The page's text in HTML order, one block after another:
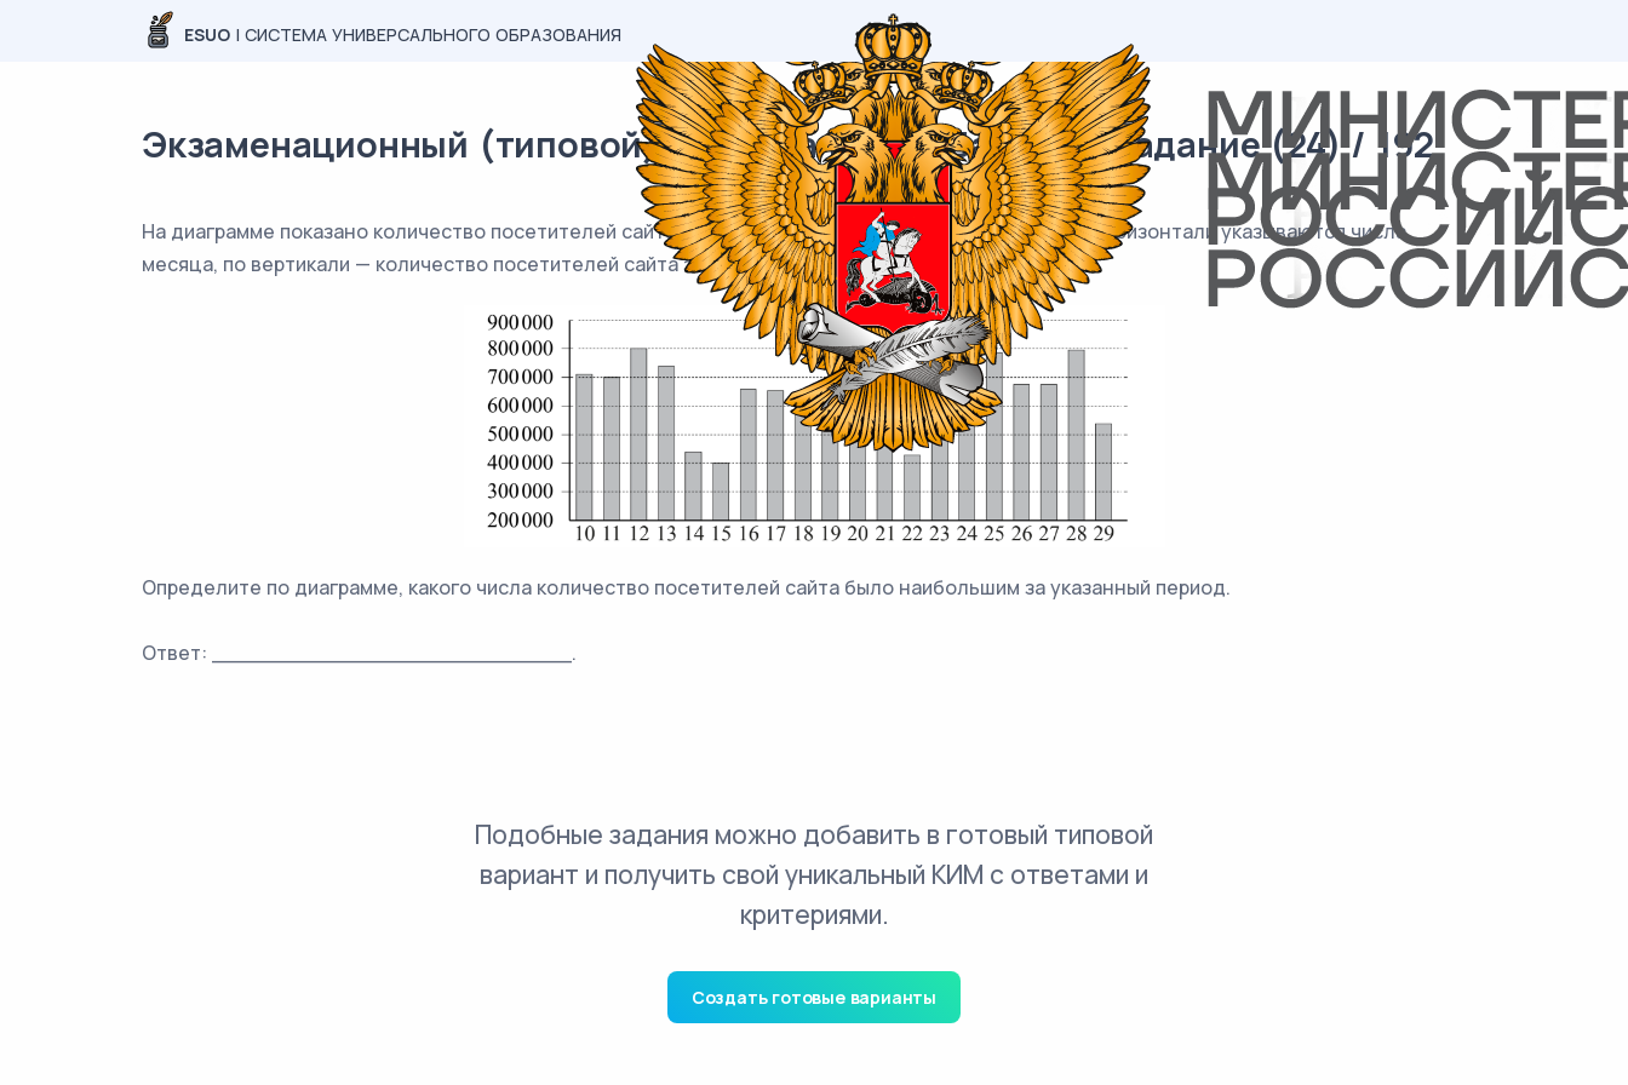
ESUO | СИСТЕМА УНИВЕРСАЛЬНОГО ОБРАЗОВАНИЯ
Экзаменационный (типовой) материал ЕГЭ / База / 03 задание (24) / 192
На диаграмме показано количество посетителей сайта во все дни с 10 по 29 ноября 2009 года. По горизонтали указываются числа
месяца, по вертикали — количество посетителей сайта за данный день.
Определите по диаграмме, какого числа количество посетителей сайта было наибольшим за указанный период.
Ответ: ___________________________.
Подобные задания можно добавить в готовый типовой
вариант и получить свой уникальный КИМ с ответами и
критериями.
Создать готовые варианты